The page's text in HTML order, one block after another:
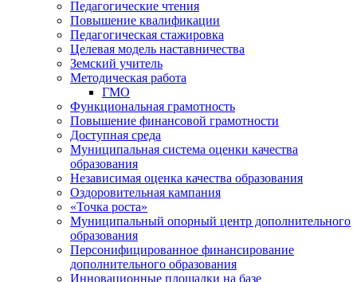
Педагогические чтения
Повышение квалификации
Педагогическая стажировка
Целевая модель наставничества
Земский учитель
Методическая работа
ГМО
Функциональная грамотность
Повышение финансовой грамотности
Доступная среда
Муниципальная система оценки качества
образования
Независимая оценка качества образования
Оздоровительная кампания
«Точка роста»
Муниципальный опорный центр дополнительного
образования
Персонифицированное финансирование
дополнительного образования
Инновационные площадки на базе